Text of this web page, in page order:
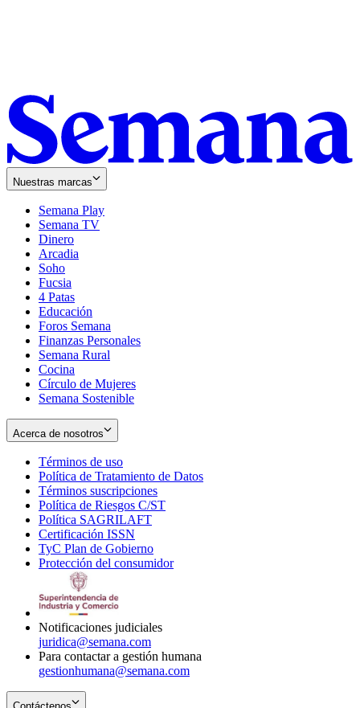
Nuestras marcas
Semana Play
Semana TV
Dinero
Arcadia
Soho
in
new
window
Fucsia
in
new
window
4 Patas
Educación
Foros Semana
Finanzas Personales
Semana Rural
Cocina
Círculo de Mujeres
Semana Sostenible
Acerca de nosotros
Términos de uso
in
new
window
Política de Tratamiento de Datos
Términos suscripciones
in
Política de Riesgos C/ST
Política SAGRILAFT
new
window
Certificación ISSN
in
new
TyC Plan de Gobierno
in
Protección del consumidorOpens
Notificaciones judiciales
juridica@semana.com
Para contactar a gestión humana
gestionhumana@semana.com